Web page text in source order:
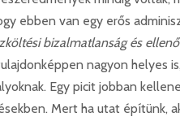
ebben van egy erős
bizalmatlanság és
nagyon helyes
Egy picit jobban
Mert ha utat építünk,